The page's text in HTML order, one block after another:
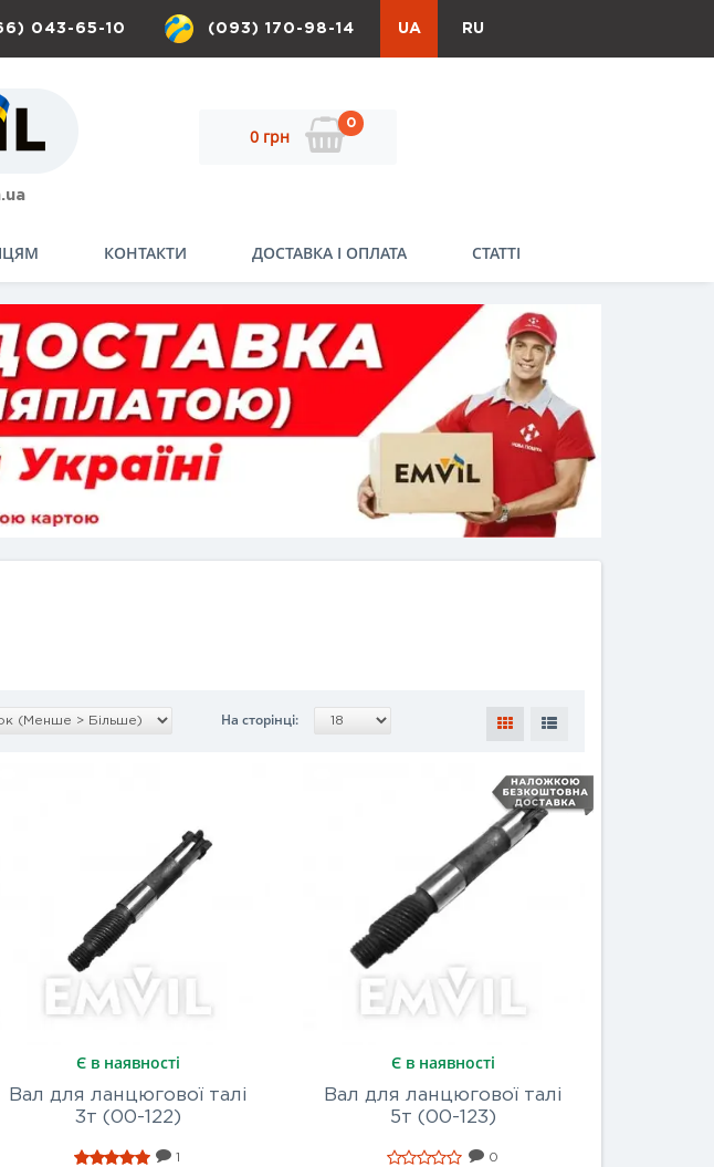
043-65-10 (093) 170-98-14 UA RU
0 грн
0
КОНТАКТИ ДОСТАВКА І ОПЛАТА СТАТТІ
На сторінці:
Є в наявності
Вал для ланцюгової талі
3т (00-122)
1
Є в наявності
Вал для ланцюгової талі
5т (00-123)
0